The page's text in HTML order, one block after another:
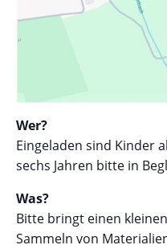
Wer?
Eingeladen sind Kinder
sechs Jahren bitte in
Was?
Bitte bringt einen
Sammeln von